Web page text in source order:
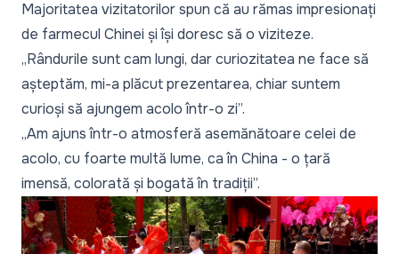
Majoritatea vizitatorilor spun că au rămas impresionați
de farmecul Chinei și își doresc să o viziteze.
„Rândurile sunt cam lungi, dar curiozitatea ne face să
așteptăm, mi-a plăcut prezentarea, chiar suntem
curioși să ajungem acolo într-o zi”.
„Am ajuns într-o atmosferă asemănătoare celei de
acolo, cu foarte multă lume, ca în China - o țară
imensă, colorată și bogată în tradiții”.